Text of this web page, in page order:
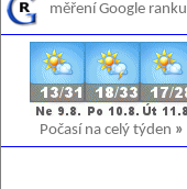
měření Google ranku
Počasí na celý týden »